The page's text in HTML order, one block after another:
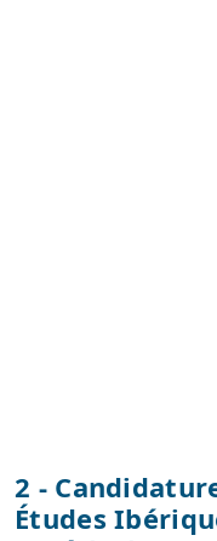
2 -
Études